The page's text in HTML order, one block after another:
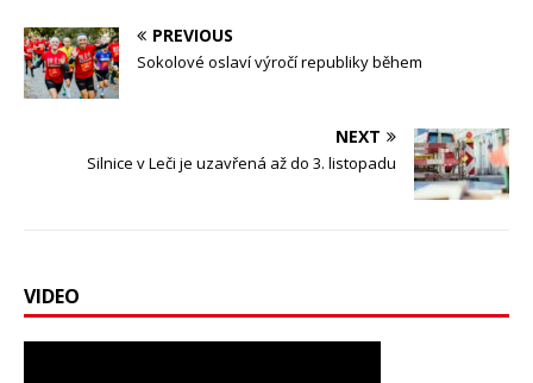
PREVIOUS
Sokolové oslaví výročí republiky během
NEXT
Silnice v Leči je uzavřená až do 3. listopadu
VIDEO